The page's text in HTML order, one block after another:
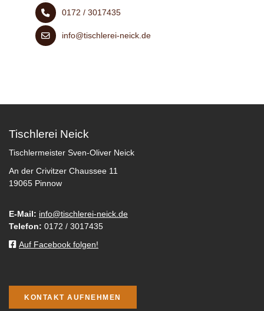
0172 / 3017435
info@tischlerei-neick.de
Tischlerei Neick
Tischlermeister Sven-Oliver Neick
An der Crivitzer Chaussee 11
19065 Pinnow
E-Mail: info@tischlerei-neick.de
Telefon: 0172 / 3017435
Auf Facebook folgen!
KONTAKT AUFNEHMEN